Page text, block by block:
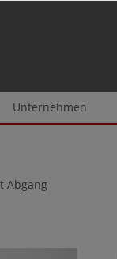
Unternehmen
Abgang